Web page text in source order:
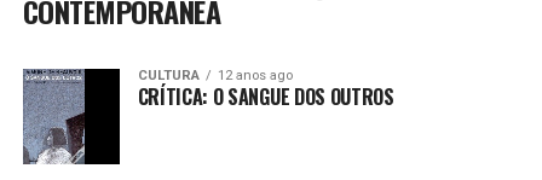
CONTEMPORÂNEA
CULTURA 12 anos ago
CRÍTICA: O SANGUE DOS OUTROS